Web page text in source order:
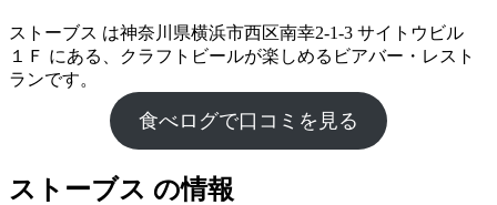
ストーブス は神奈川県横浜市西区南幸2-1-3 サイトウビル
１Ｆ にある、クラフトビールが楽しめるビアバー・レスト
ランです。
食べログで口コミを見る
ストーブス の情報